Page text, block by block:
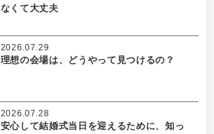
なくて大丈夫
理想の会場は、どうやって見つけるの？
2026.07.29
安心して結婚式当日を迎えるために、知っ
2026.07.28